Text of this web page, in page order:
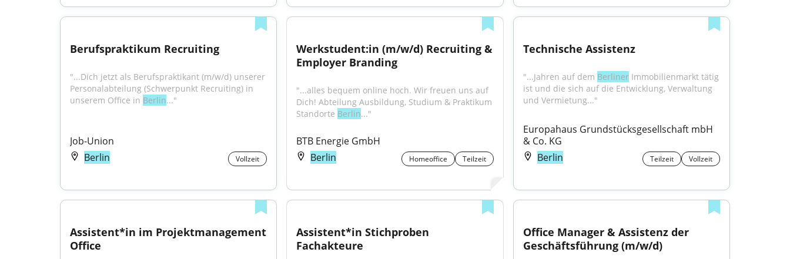
Berufspraktikum Recruiting
"...Dich jetzt als Berufspraktikant (m/w/d) unserer
Personalabteilung (Schwerpunkt Recruiting) in
unserem Office in Berlin..."
Job-Union
Berlin
Vollzeit
Werkstudent:in (m/w/d) Recruiting &
Employer Branding
"...alles bequem online hoch. Wir freuen uns auf
Dich! Abteilung Ausbildung, Studium & Praktikum
Standorte Berlin..."
BTB Energie GmbH
Berlin
Homeoffice Teilzeit
Technische Assistenz
"...Jahren auf dem Berliner Immobilienmarkt tätig
ist und die sich auf die Entwick­lung, Verwaltung
und Vermietung..."
Europahaus Grundstücksgesellschaft mbH
& Co. KG
Berlin
Teilzeit Vollzeit
Assistent*in im Projektmanagement
Office
Assistent*in Stichproben
Fachakteure
Office Manager & Assistenz der
Geschäftsführung (m/w/d)